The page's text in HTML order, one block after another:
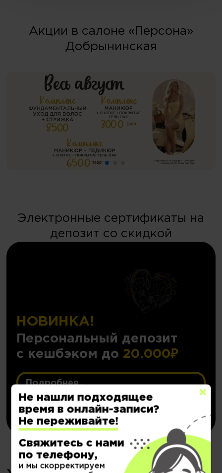
Акции в салоне «Персона»
Добрынинская
Электронные сертификаты на
депозит со скидкой
НОВИНКА!
Персональный депозит
с кешбэком до 20.000₽
Подробнее..
Купить
Не нашли подходящее
время в онлайн-записи?
Не переживайте!
Свяжитесь с нами
по телефону,
и мы скорректируем